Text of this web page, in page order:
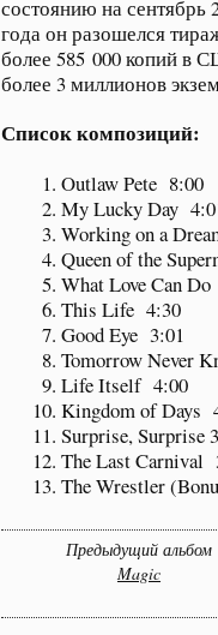
состоянию на сентябрь
года он разошелся
более 585 000 копий в
более 3 миллионов
Список композиций:
Outlaw Pete 8:00
My Lucky Day
Working on a
Queen of the
What Love Can
This Life 4:30
Good Eye 3:01
Tomorrow Never
Life Itself 4:00
Kingdom of Days
Surprise, Surprise
The Last Carnival
The Wrestler
Предыдущий альбом
Magic